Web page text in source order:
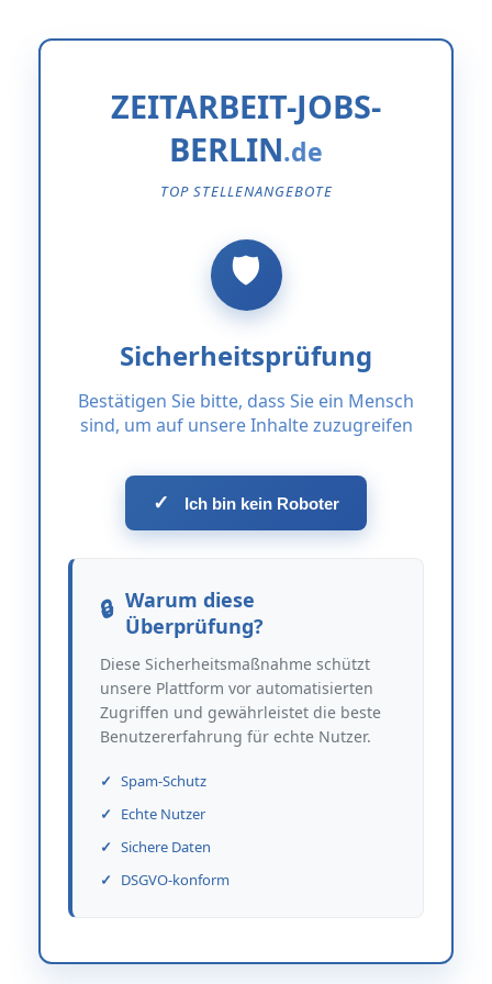
ZEITARBEIT-JOBS-
BERLIN
TOP STELLENANGEBOTE
Sicherheitsprüfung
Bestätigen Sie bitte, dass Sie ein Mensch
sind, um auf unsere Inhalte zuzugreifen
✓ Ich bin kein Roboter
Warum diese
Überprüfung?
Diese Sicherheitsmaßnahme schützt
unsere Plattform vor automatisierten
Zugriffen und gewährleistet die beste
Benutzererfahrung für echte Nutzer.
Spam-Schutz
Echte Nutzer
Sichere Daten
DSGVO-konform